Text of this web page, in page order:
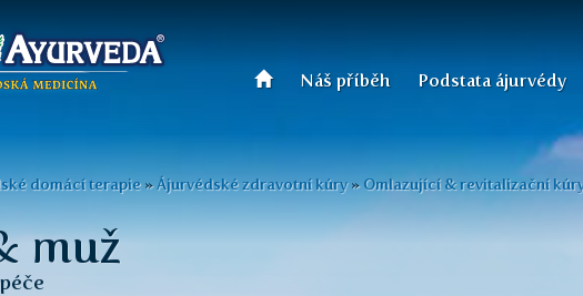
Náš příběh Podstata ájurvédy
domácí terapie » Ájurvédské zdravotní kúry » Omlazující & revitalizační
muž